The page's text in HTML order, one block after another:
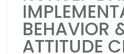
BEHAVIOR
ATTITUDE